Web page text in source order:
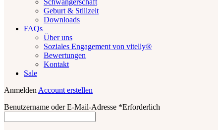
Schwangerschaft
Geburt & Stillzeit
Downloads
FAQs
Über uns
Soziales Engagement von vitelly®
Bewertungen
Kontakt
Sale
Anmelden Account erstellen
Benutzername oder E-Mail-Adresse *Erforderlich